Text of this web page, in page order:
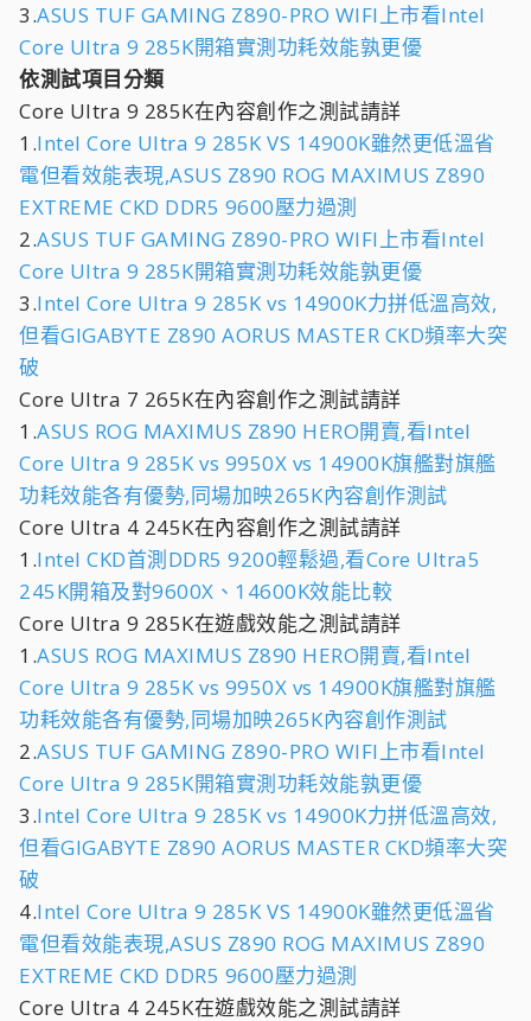
3.ASUS TUF GAMING Z890-PRO WIFI上市看Intel
Core Ultra 9 285K開箱實測功耗效能孰更優
依測試項目分類
Core Ultra 9 285K在內容創作之測試請詳
1.Intel Core Ultra 9 285K VS 14900K雖然更低溫省
電但看效能表現,ASUS Z890 ROG MAXIMUS Z890
EXTREME CKD DDR5 9600壓力過測
2.ASUS TUF GAMING Z890-PRO WIFI上市看Intel
Core Ultra 9 285K開箱實測功耗效能孰更優
3.Intel Core Ultra 9 285K vs 14900K力拼低溫高效,
但看GIGABYTE Z890 AORUS MASTER CKD頻率大突
破
Core Ultra 7 265K在內容創作之測試請詳
1.ASUS ROG MAXIMUS Z890 HERO開賣,看Intel
Core Ultra 9 285K vs 9950X vs 14900K旗艦對旗艦
功耗效能各有優勢,同場加映265K內容創作測試
Core Ultra 4 245K在內容創作之測試請詳
1.Intel CKD首測DDR5 9200輕鬆過,看Core Ultra5
245K開箱及對9600X、14600K效能比較
Core Ultra 9 285K在遊戲效能之測試請詳
1.ASUS ROG MAXIMUS Z890 HERO開賣,看Intel
Core Ultra 9 285K vs 9950X vs 14900K旗艦對旗艦
功耗效能各有優勢,同場加映265K內容創作測試
2.ASUS TUF GAMING Z890-PRO WIFI上市看Intel
Core Ultra 9 285K開箱實測功耗效能孰更優
3.Intel Core Ultra 9 285K vs 14900K力拼低溫高效,
但看GIGABYTE Z890 AORUS MASTER CKD頻率大突
破
4.Intel Core Ultra 9 285K VS 14900K雖然更低溫省
電但看效能表現,ASUS Z890 ROG MAXIMUS Z890
EXTREME CKD DDR5 9600壓力過測
Core Ultra 4 245K在遊戲效能之測試請詳